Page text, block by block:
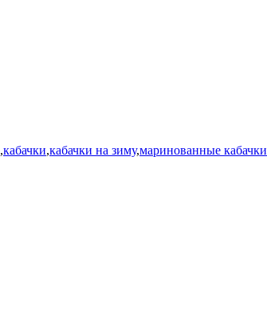
,кабачки,кабачки на зиму,маринованные кабачки